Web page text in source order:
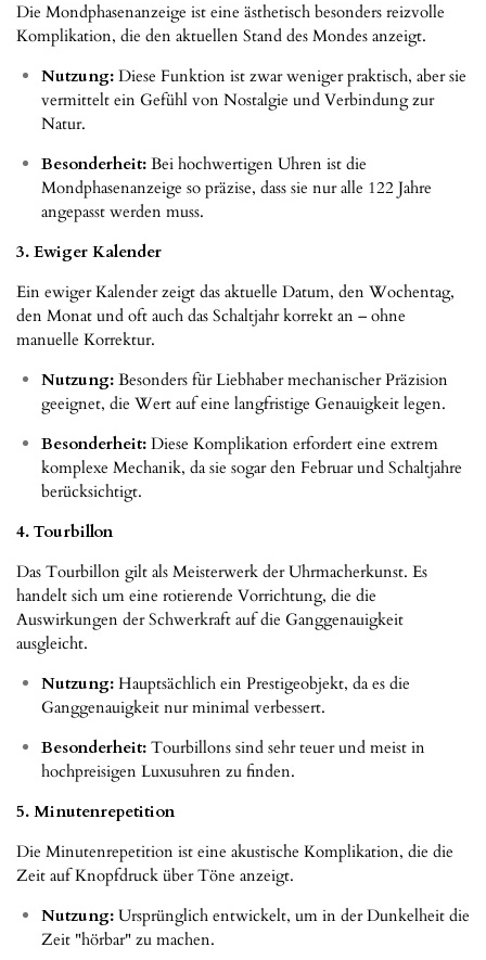
Die Mondphasenanzeige ist eine ästhetisch besonders reizvolle
Komplikation, die den aktuellen Stand des Mondes anzeigt.
Nutzung:Diese Funktion ist zwar weniger praktisch, aber sie
vermittelt ein Gefühl von Nostalgie und Verbindung zur
Natur.
Besonderheit:Bei hochwertigen Uhren ist die
Mondphasenanzeige so präzise, dass sie nur alle 122 Jahre
angepasst werden muss.
3. Ewiger Kalender
Ein ewiger Kalender zeigt das aktuelle Datum, den Wochentag,
den Monat und oft auch das Schaltjahr korrekt an – ohne
manuelle Korrektur.
Nutzung:Besonders für Liebhaber mechanischer Präzision
geeignet, die Wert auf eine langfristige Genauigkeit legen.
Besonderheit:Diese Komplikation erfordert eine extrem
komplexe Mechanik, da sie sogar den Februar und Schaltjahre
berücksichtigt.
4. Tourbillon
Das Tourbillon gilt als Meisterwerk der Uhrmacherkunst. Es
handelt sich um eine rotierende Vorrichtung, die die
Auswirkungen der Schwerkraft auf die Ganggenauigkeit
ausgleicht.
Nutzung:Hauptsächlich ein Prestigeobjekt, da es die
Ganggenauigkeit nur minimal verbessert.
Besonderheit:Tourbillons sind sehr teuer und meist in
hochpreisigen Luxusuhren zu finden.
5. Minutenrepetition
Die Minutenrepetition ist eine akustische Komplikation, die die
Zeit auf Knopfdruck über Töne anzeigt.
Nutzung:Ursprünglich entwickelt, um in der Dunkelheit die
Zeit "hörbar" zu machen.